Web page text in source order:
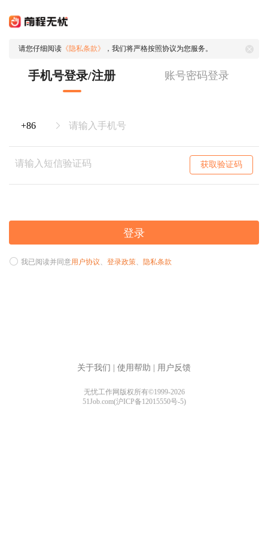
请您仔细阅读 《隐私条款》 ，我们将严格按照协议为您服务。
手机号登录/注册 账号密码登录
获取验证码
登录
我已阅读并同意用户协议、 登录政策、 隐私条款
关于我们 使用帮助 用户反馈
无忧工作网版权所有©1999-2026
51Job.com(沪ICP备12015550号-5)